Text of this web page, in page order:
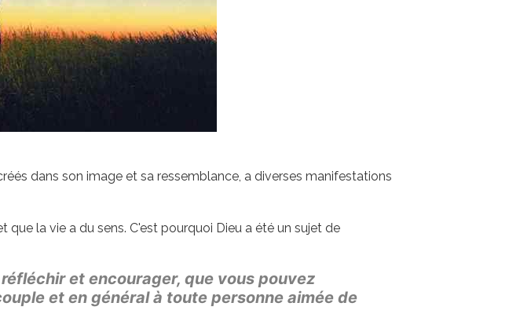
dans son image et sa ressemblance, a diverses manifestations
la vie a du sens. C'est pourquoi Dieu a été un sujet de
et encourager, que vous pouvez
et en général à toute personne aimée de